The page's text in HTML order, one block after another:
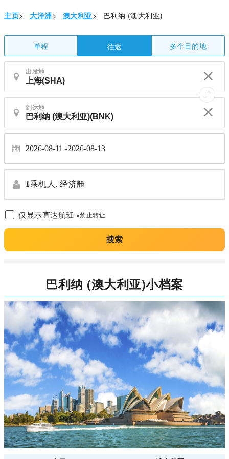
主页> 大洋洲> 澳大利亚> 巴利纳 (澳大利亚)
单程 往返 多个目的地
出发地
到达地
2026-08-11 2026-08-13
1乘机人, 经济舱
仅显示直达航班 ※禁止转让
搜索
巴利纳 (澳大利亚)小档案